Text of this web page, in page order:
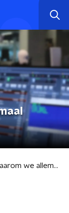
#605 - Waarom we allemaal moddervet worden